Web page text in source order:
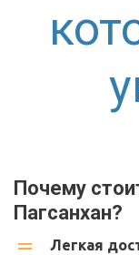
Почему
Пагсанхан?
Легкая